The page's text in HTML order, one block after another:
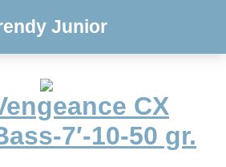
Junior
CX
7′-10-50 gr.